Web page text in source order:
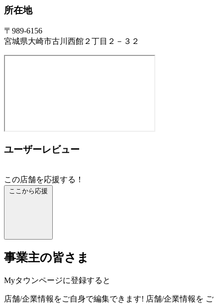
所在地
〒989-6156
宮城県大崎市古川西館２丁目２－３２
ユーザーレビュー
この店舗を応援する！
ここから応援
事業主の皆さま
Myタウンページに登録すると
店舗/企業情報をご自身で編集できます! 店舗/企業情報を ご